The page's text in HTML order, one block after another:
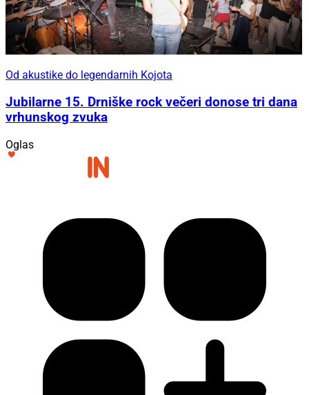
Od akustike do legendarnih Kojota
Jubilarne 15. Drniške rock večeri donose tri dana
vrhunskog zvuka
Oglas